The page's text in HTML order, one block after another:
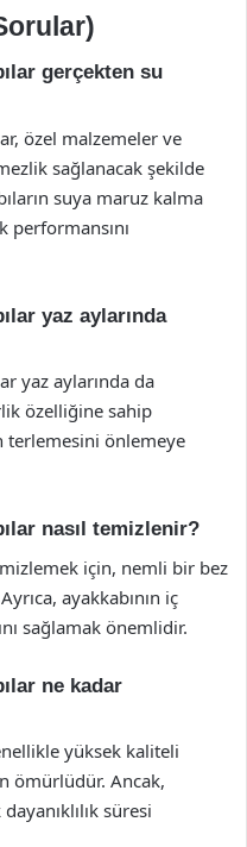
gerçekten su
özel malzemeler ve
sağlanacak şekilde
suya maruz kalma
performansını
yaz aylarında
yaz aylarında da
özelliğine sahip
terlemesini önlemeye
nasıl temizlenir?
için, nemli bir bez
ayakkabının iç
sağlamak önemlidir.
ne kadar
yüksek kaliteli
ömürlüdür. Ancak,
süresi